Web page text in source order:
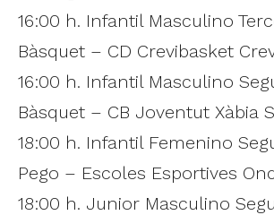
16:00 h. Infantil Masculino
Bàsquet – CD Crevibasket
16:00 h. Infantil Masculino
Bàsquet – CB Joventut Xàbia
18:00 h. Infantil Femenino
Pego – Escoles Esportives
18:00 h. Junior Masculino